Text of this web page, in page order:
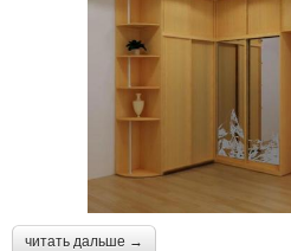
читать дальше →